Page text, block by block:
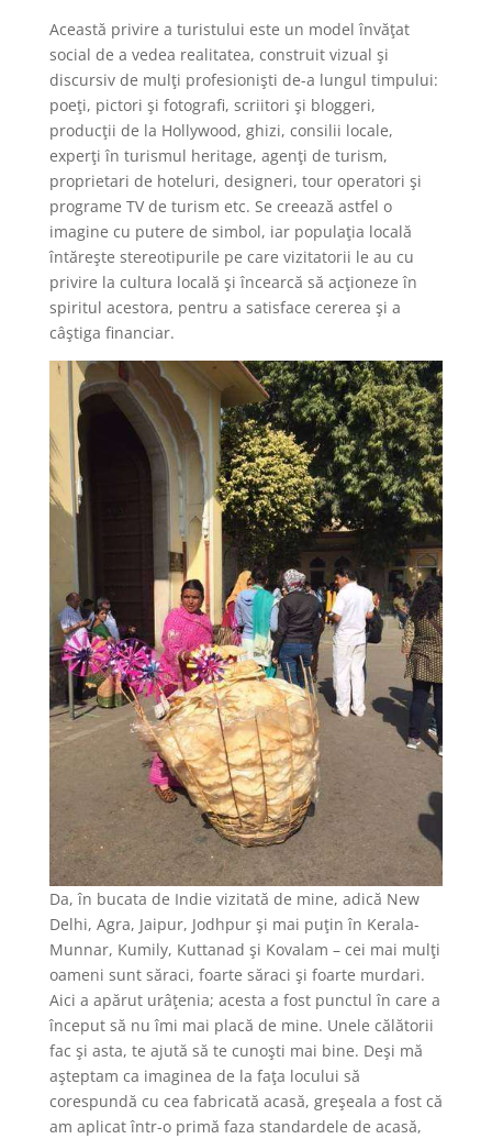
Această privire a turistului este un model învăţat
social de a vedea realitatea, construit vizual şi
discursiv de mulţi profesionişti de-a lungul timpului:
poeţi, pictori şi fotografi, scriitori şi bloggeri,
producţii de la Hollywood, ghizi, consilii locale,
experţi în turismul heritage, agenţi de turism,
proprietari de hoteluri, designeri, tour operatori şi
programe TV de turism etc. Se creează astfel o
imagine cu putere de simbol, iar populaţia locală
întăreşte stereotipurile pe care vizitatorii le au cu
privire la cultura locală şi încearcă să acţioneze în
spiritul acestora, pentru a satisface cererea şi a
câştiga financiar.
Da, în bucata de Indie vizitată de mine, adică New
Delhi, Agra, Jaipur, Jodhpur şi mai puţin în Kerala-
Munnar, Kumily, Kuttanad şi Kovalam – cei mai mulţi
oameni sunt săraci, foarte săraci şi foarte murdari.
Aici a apărut urâţenia; acesta a fost punctul în care a
început să nu îmi mai placă de mine. Unele călătorii
fac şi asta, te ajută să te cunoşti mai bine. Deşi mă
aşteptam ca imaginea de la faţa locului să
corespundă cu cea fabricată acasă, greşeala a fost că
am aplicat într-o primă faza standardele de acasă,